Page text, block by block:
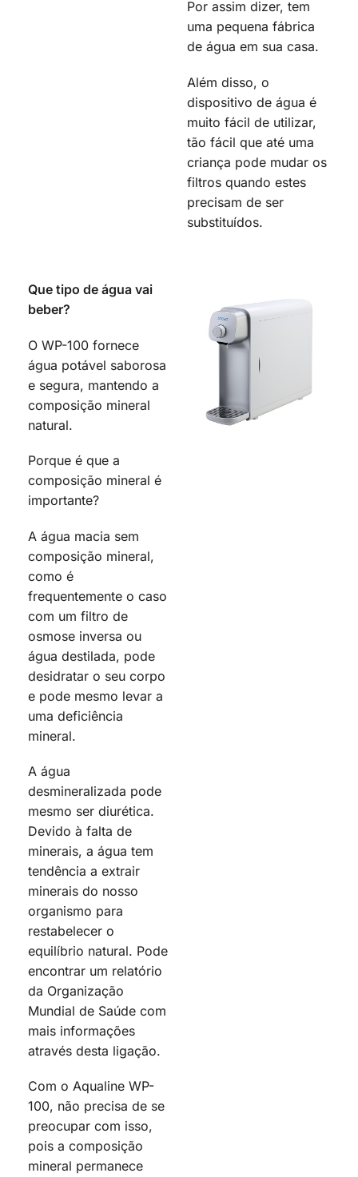
Por assim dizer, tem
uma pequena fábrica
de água em sua casa.
Além disso, o
dispositivo de água é
muito fácil de utilizar,
tão fácil que até uma
criança pode mudar os
filtros quando estes
precisam de ser
substituídos.
Que tipo de água vai
beber?
O WP-100 fornece
água potável saborosa
e segura, mantendo a
composição mineral
natural.
Porque é que a
composição mineral é
importante?
A água macia sem
composição mineral,
como é
frequentemente o caso
com um filtro de
osmose inversa ou
água destilada, pode
desidratar o seu corpo
e pode mesmo levar a
uma deficiência
mineral.
A água
desmineralizada pode
mesmo ser diurética.
Devido à falta de
minerais, a água tem
tendência a extrair
minerais do nosso
organismo para
restabelecer o
equilíbrio natural. Pode
encontrar um relatório
da Organização
Mundial de Saúde com
mais informações
através desta ligação.
Com o Aqualine WP-
100, não precisa de se
preocupar com isso,
pois a composição
mineral permanece